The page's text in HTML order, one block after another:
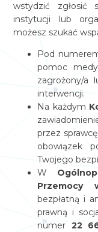
wstydzić zgłosić
instytucji lub
możesz szukać
Pod
pomoc
zagrożony/a
interwencji.
Na każdym
przez
obowiązek
Twojego
W
Przemocy
bezpłatną i
prawną i
numer 22